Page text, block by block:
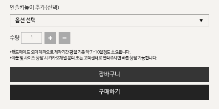
인솔키높이 추가(선택)
수량
*핸드메이드 오더 제작으로 제작기간 평일 기준 약 7~10일정도 소요됩니다.
*제품 및 사이즈 상담 시 카카오채널 문의 또는 고객센터로 연락주시면 빠른 상담 가능합니다.
장바구니
구매하기